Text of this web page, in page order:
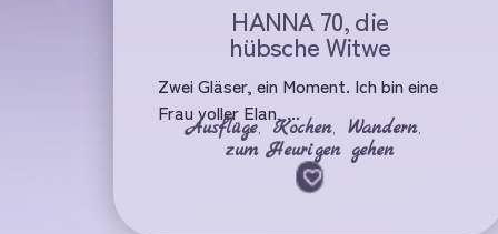
HANNA 70, die
hübsche Witwe
Zwei Gläser, ein Moment. Ich bin eine
Frau voller Elan, ...
Ausflüge,Kochen, Wandern,
zum Heurigen gehen